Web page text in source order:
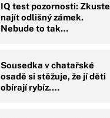
IQ test pozornosti: Zkuste
najít odlišný zámek.
Nebude to tak…
Sousedka v chatařské
osadě si stěžuje, že jí děti
obírají rybíz.…